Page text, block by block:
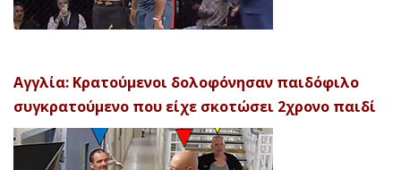
Αγγλία: Κρατούμενοι δολοφόνησαν παιδόφιλο
συγκρατούμενο που είχε σκοτώσει 2χρονο παιδί